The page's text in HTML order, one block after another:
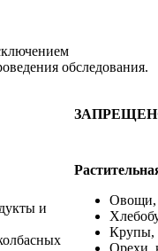
обследования.
и
Овощи,
Крупы,